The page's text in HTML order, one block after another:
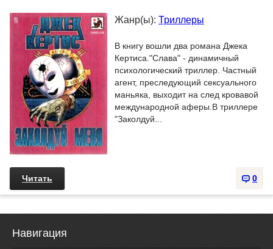
Жанр(ы): Триллеры
В книгу вошли два романа Джека
Кертиса."Слава" - динамичный
психологический триллер. Частный
агент, преследующий сексуального
маньяка, выходит на след кровавой
международной аферы.В триллере
"Заколдуй...
0
Читать
Навигация